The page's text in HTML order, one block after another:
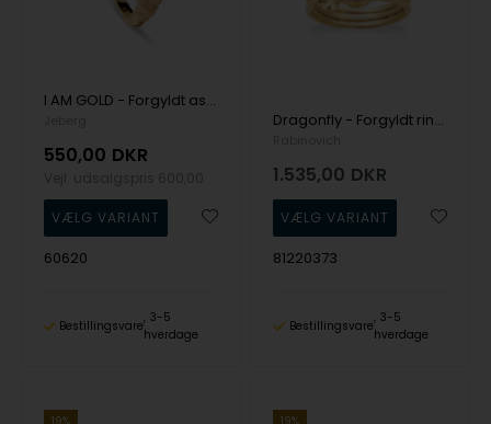
I AM GOLD - Forgyldt assymetrisk ring, Jeberg
550,00 DKR
60620
Bestillingsvare
3-5
hverdage
Dragonfly - Forgyldt ring med rosenkvarts, citrin & pink topas - Rabinovich
1.535,00 DKR
81220373
Bestillingsvare
3-5
hverdage